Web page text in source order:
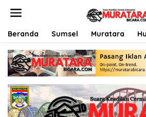
Beranda Sumsel Muratara